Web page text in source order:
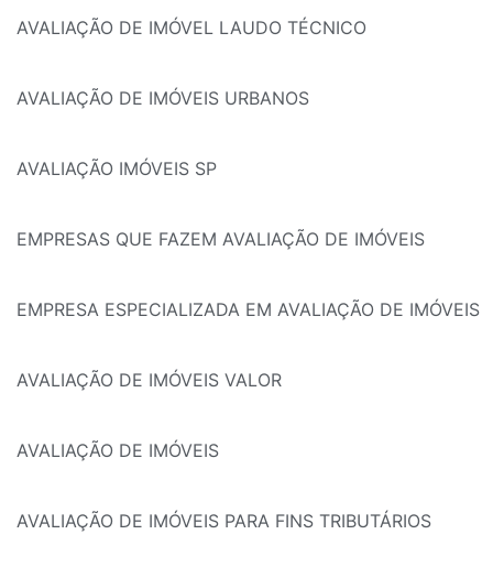
AVALIAÇÃO DE IMÓVEL LAUDO TÉCNICO
AVALIAÇÃO DE IMÓVEIS URBANOS
AVALIAÇÃO IMÓVEIS SP
EMPRESAS QUE FAZEM AVALIAÇÃO DE IMÓVEIS
EMPRESA ESPECIALIZADA EM AVALIAÇÃO DE IMÓVEIS
AVALIAÇÃO DE IMÓVEIS VALOR
AVALIAÇÃO DE IMÓVEIS
AVALIAÇÃO DE IMÓVEIS PARA FINS TRIBUTÁRIOS